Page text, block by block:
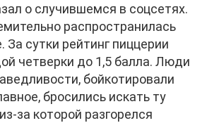
о случившемся в соцсетях.
распространилась
За сутки рейтинг пиццерии
четверки до 1,5 балла. Люди
бойкотировали
бросились искать ту
за которой разгорелся